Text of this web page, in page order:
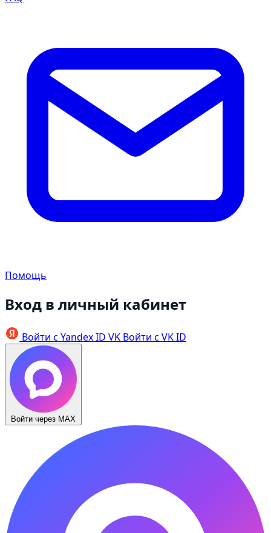
Помощь
Вход в личный кабинет
Войти с Yandex ID VK Войти с VK ID
Войти через MAX